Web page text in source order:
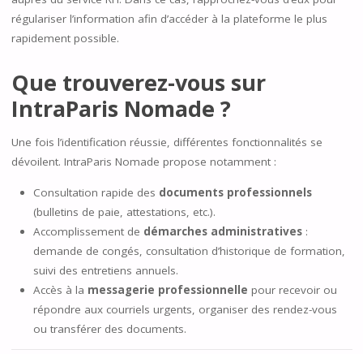
régulariser l’information afin d’accéder à la plateforme le plus
rapidement possible.
Que trouverez-vous sur
IntraParis Nomade ?
Une fois l’identification réussie, différentes fonctionnalités se
dévoilent. IntraParis Nomade propose notamment :
Consultation rapide des documents professionnels
(bulletins de paie, attestations, etc.).
Accomplissement de démarches administratives:
demande de congés, consultation d’historique de formation,
suivi des entretiens annuels.
Accès à la messagerie professionnelle pour recevoir ou
répondre aux courriels urgents, organiser des rendez-vous
ou transférer des documents.